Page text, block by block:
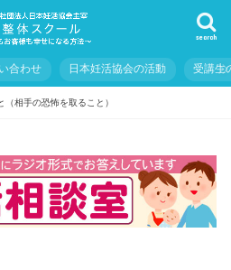
search
合わせ 日本妊活協会の活動 受講生
（相手の恐怖を取ること）